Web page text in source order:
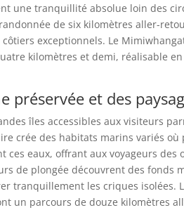
une tranquillité absolue loin des
de six kilomètres aller-
exceptionnels. Le
kilomètres et demi, réalisable
préservée et des
îles accessibles aux visiteurs
crée des habitats marins variés
ces eaux, offrant aux voyageurs
de plongée découvrent des
tranquillement les criques isolées.
un parcours de douze kilomètres